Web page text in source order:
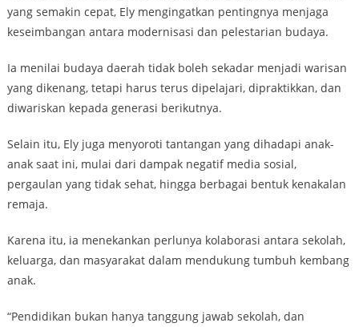
yang semakin cepat, Ely mengingatkan pentingnya menjaga
keseimbangan antara modernisasi dan pelestarian budaya.
Ia menilai budaya daerah tidak boleh sekadar menjadi warisan
yang dikenang, tetapi harus terus dipelajari, dipraktikkan, dan
diwariskan kepada generasi berikutnya.
Selain itu, Ely juga menyoroti tantangan yang dihadapi anak-
anak saat ini, mulai dari dampak negatif media sosial,
pergaulan yang tidak sehat, hingga berbagai bentuk kenakalan
remaja.
Karena itu, ia menekankan perlunya kolaborasi antara sekolah,
keluarga, dan masyarakat dalam mendukung tumbuh kembang
anak.
“Pendidikan bukan hanya tanggung jawab sekolah, dan